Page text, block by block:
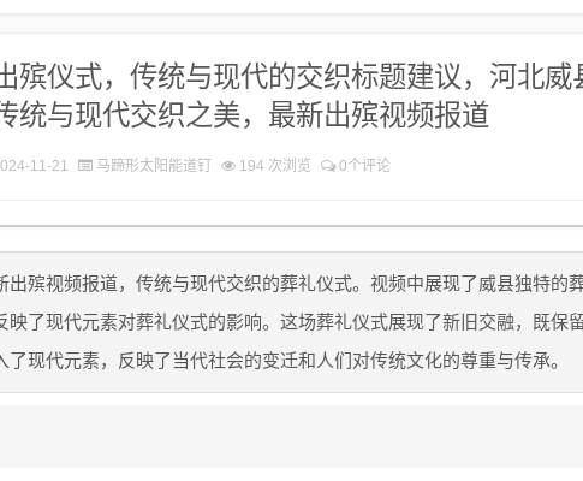
殡仪式，传统与现代的交织标题建议，河北威
统与现代交织之美，最新出殡视频报道
11-21 马蹄形太阳能道钉 194 次浏览 0个评论
出殡视频报道，传统与现代交织的葬礼仪式。视频中展现了威县独特的
映了现代元素对葬礼仪式的影响。这场葬礼仪式展现了新旧交融，既保
了现代元素，反映了当代社会的变迁和人们对传统文化的尊重与传承。